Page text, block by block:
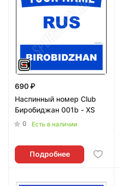
690 ₽
Наспинный номер Club
Биробиджан 001b - XS
0 Есть в наличии
Подробнее